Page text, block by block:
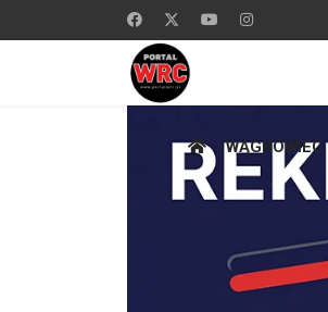
WĄGROWIEC